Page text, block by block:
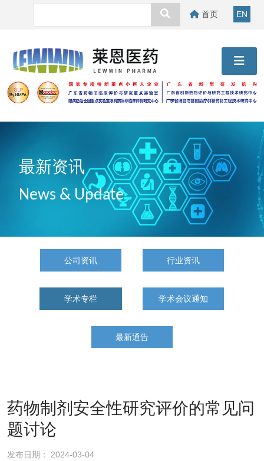
首页 EN
最新资讯
News & Update
公司资讯 行业资讯
学术专栏 学术会议通知
最新通告
药物制剂安全性研究评价的常见问
题讨论
发布日期： 2024-03-04